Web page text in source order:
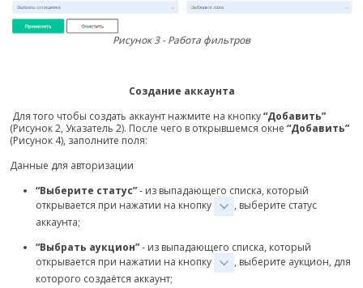
Рисунок 3 - Работа фильтров
Создание аккаунта
Для того чтобы создать аккаунт нажмите на кнопку“Добавить”
(Рисунок 2, Указатель 2). После чего в открывшемся окне “Добавить”
(Рисунок 4), заполните поля:
Данные для авторизации
“Выберите статус”- из выпадающего списка, который
открывается при нажатии на кнопку
, выберите статус
аккаунта;
“Выбрать аукцион”- из выпадающего списка, который
открывается при нажатии на кнопку
, выберите аукцион, для
которого создаётся аккаунт;